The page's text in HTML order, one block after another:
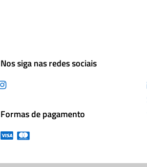
Nos siga nas redes sociais
Formas de pagamento